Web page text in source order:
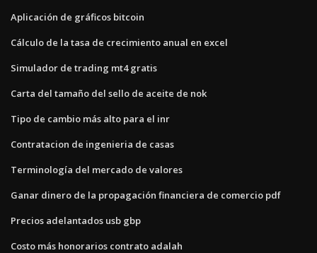
Aplicación de gráficos bitcoin
Cálculo de la tasa de crecimiento anual en excel
Simulador de trading mt4 gratis
Carta del tamaño del sello de aceite de nok
Tipo de cambio más alto para el inr
Contratacion de ingenieria de casas
Terminología del mercado de valores
Ganar dinero de la propagación financiera de comercio pdf
Precios adelantados usb gbp
Costo más honorarios contrato adalah